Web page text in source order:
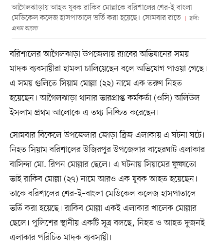
আগৈলঝাড়ায় আহত যুবক রাকিব মোল্লাকে বরিশালের শের-ই বাংলা
মেডিকেল কলেজ হাসপাতালে ভর্তি করা হয়েছে। সোমবার রাতে
ছবি:
প্রথম আলো
বরিশালের আগৈলঝাড়া উপজেলায় র‌্যাবের অভিযানের সময়
মাদক ব্যবসায়ীরা হামলা চালিয়েছেন বলে অভিযোগ পাওয়া গেছে।
এ সময় গুলিতে সিয়াম মোল্লা (২২) নামে এক তরুণ নিহত
হয়েছেন। আগৈলঝাড়া থানার ভারপ্রাপ্ত কর্মকর্তা (ওসি) অলিউল
ইসলাম প্রথম আলোকে এ তথ্য নিশ্চিত করেছেন।
সোমবার বিকেলে উপজেলার জোড়া ব্রিজ এলাকায় এ ঘটনা ঘটে।
নিহত সিয়াম বরিশালের উজিরপুর উপজেলার বাহেরঘাট এলাকার
বাসিন্দা মো. রিপন মোল্লার ছেলে। এ ঘটনায় সিয়ামের ফুফাতো
ভাই রাকিব মোল্লা (২৭) নামে আরও এক যুবক আহত হয়েছেন।
তাকে বরিশালের শের-ই–বাংলা মেডিকেল কলেজ হাসপাতালে
ভর্তি করা হয়েছে। রাকিব মোল্লা একই এলাকার খালেক মোল্লার
ছেলে। পুলিশের স্থানীয় একটি সূত্র বলছে, নিহত ও আহত দুজনই
এলাকার পরিচিত মাদক ব্যবসায়ী।